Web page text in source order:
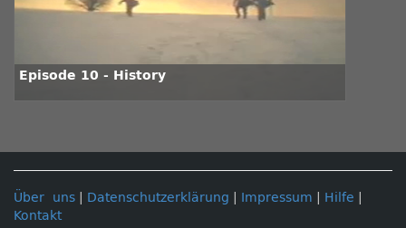
Episode 10 - History
Über uns Datenschutzerklärung Impressum Hilfe
Kontakt